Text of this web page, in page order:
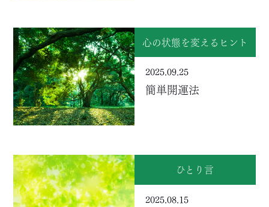
心の状態を変えるヒント
2025.09.25
簡単開運法
ひとり言
2025.08.15